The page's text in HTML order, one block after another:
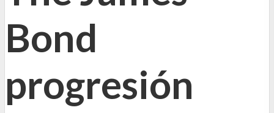
Bond
progresión